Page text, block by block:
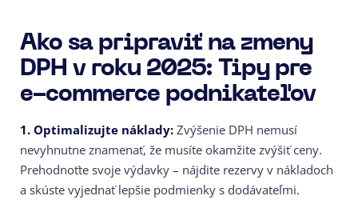
Ako sa pripraviť na zmeny
DPH v roku 2025: Tipy pre
e-commerce podnikateľov
1. Optimalizujte náklady: Zvýšenie DPH nemusí
nevyhnutne znamenať, že musíte okamžite zvýšiť ceny.
Prehodnoťte svoje výdavky – nájdite rezervy v nákladoch
a skúste vyjednať lepšie podmienky s dodávateľmi.